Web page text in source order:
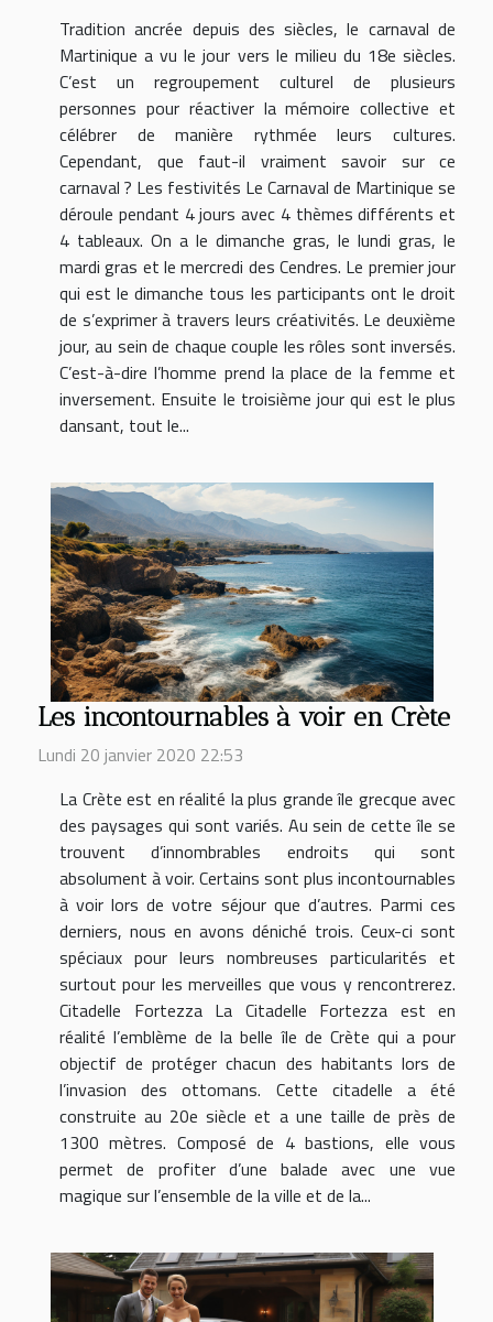
Tradition ancrée depuis des siècles, le carnaval de
Martinique a vu le jour vers le milieu du 18e siècles.
C’est un regroupement culturel de plusieurs
personnes pour réactiver la mémoire collective et
célébrer de manière rythmée leurs cultures.
Cependant, que faut-il vraiment savoir sur ce
carnaval ? Les festivités Le Carnaval de Martinique se
déroule pendant 4 jours avec 4 thèmes différents et
4 tableaux. On a le dimanche gras, le lundi gras, le
mardi gras et le mercredi des Cendres. Le premier jour
qui est le dimanche tous les participants ont le droit
de s’exprimer à travers leurs créativités. Le deuxième
jour, au sein de chaque couple les rôles sont inversés.
C’est-à-dire l’homme prend la place de la femme et
inversement. Ensuite le troisième jour qui est le plus
dansant, tout le...
Les incontournables à voir en Crète
Lundi 20 janvier 2020 22:53
La Crète est en réalité la plus grande île grecque avec
des paysages qui sont variés. Au sein de cette île se
trouvent d’innombrables endroits qui sont
absolument à voir. Certains sont plus incontournables
à voir lors de votre séjour que d’autres. Parmi ces
derniers, nous en avons déniché trois. Ceux-ci sont
spéciaux pour leurs nombreuses particularités et
surtout pour les merveilles que vous y rencontrerez.
Citadelle Fortezza La Citadelle Fortezza est en
réalité l’emblème de la belle île de Crète qui a pour
objectif de protéger chacun des habitants lors de
l’invasion des ottomans. Cette citadelle a été
construite au 20e siècle et a une taille de près de
1300 mètres. Composé de 4 bastions, elle vous
permet de profiter d’une balade avec une vue
magique sur l’ensemble de la ville et de la...